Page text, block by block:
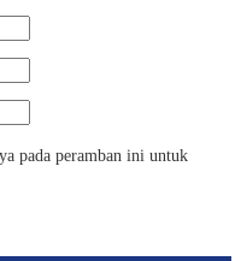
pada peramban ini untuk